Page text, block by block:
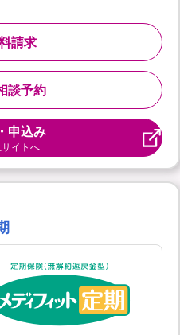
談予約
請求
申込み
イトへ